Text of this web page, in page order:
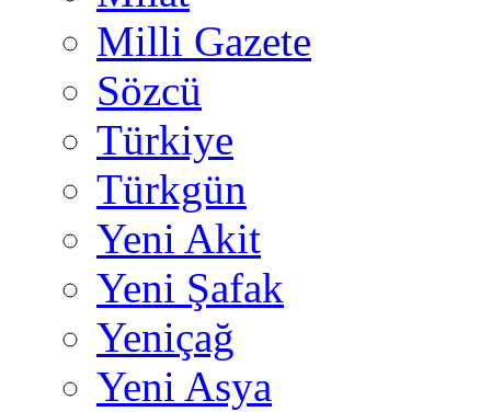
Milli Gazete
Sözcü
Türkiye
Türkgün
Yeni Akit
Yeni Şafak
Yeniçağ
Yeni Asya